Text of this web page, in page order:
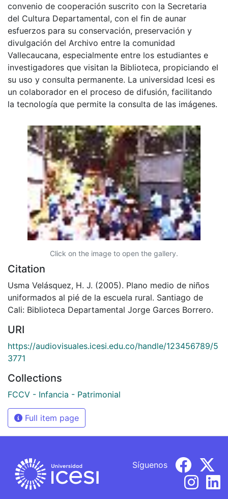
convenio de cooperación suscrito con la Secretaria
del Cultura Departamental, con el fin de aunar
esfuerzos para su conservación, preservación y
divulgación del Archivo entre la comunidad
Vallecaucana, especialmente entre los estudiantes e
investigadores que visitan la Biblioteca, propiciando el
su uso y consulta permanente. La universidad Icesi es
un colaborador en el proceso de difusión, facilitando
la tecnología que permite la consulta de las imágenes.
Click on the image to open the gallery.
Citation
Usma Velásquez, H. J. (2005). Plano medio de niños
uniformados al pié de la escuela rural. Santiago de
Cali: Biblioteca Departamental Jorge Garces Borrero.
URI
https://audiovisuales.icesi.edu.co/handle/123456789/5
3771
Collections
FCCV - Infancia - Patrimonial
Full item page
Síguenos